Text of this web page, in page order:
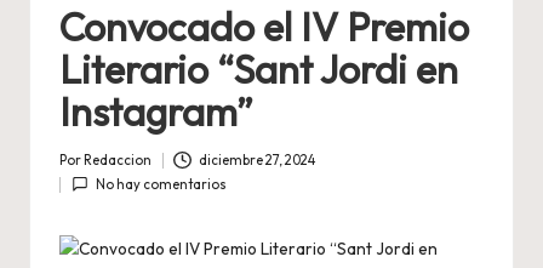
Convocado el IV Premio
Literario “Sant Jordi en
Instagram”
por
Por Redaccion
diciembre 27, 2024
No hay comentarios